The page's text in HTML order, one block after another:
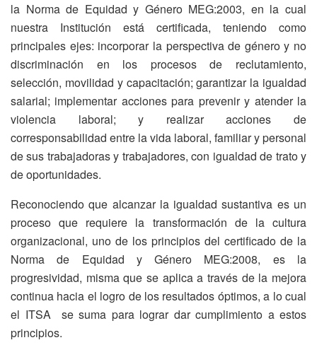
la Norma de Equidad y Género MEG:2003, en la cual
nuestra Institución está certificada, teniendo como
principales ejes: incorporar la perspectiva de género y no
discriminación en los procesos de reclutamiento,
selección, movilidad y capacitación; garantizar la igualdad
salarial; implementar acciones para prevenir y atender la
violencia laboral; y realizar acciones de
corresponsabilidad entre la vida laboral, familiar y personal
de sus trabajadoras y trabajadores, con igualdad de trato y
de oportunidades.
Reconociendo que alcanzar la igualdad sustantiva es un
proceso que requiere la transformación de la cultura
organizacional, uno de los principios del certificado de la
Norma de Equidad y Género MEG:2008, es la
progresividad, misma que se aplica a través de la mejora
continua hacia el logro de los resultados óptimos, a lo cual
el ITSA se suma para lograr dar cumplimiento a estos
principios.